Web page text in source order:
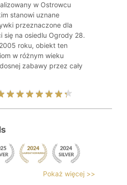
w Ostrowcu
stanowi uznane
przeznaczone dla
się na osiedlu Ogrody 28.
roku, obiekt ten
w różnym wieku
zabawy przez cały
Pokaż więcej >>